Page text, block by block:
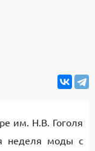
им. Н.В. Гоголя
неделя моды с